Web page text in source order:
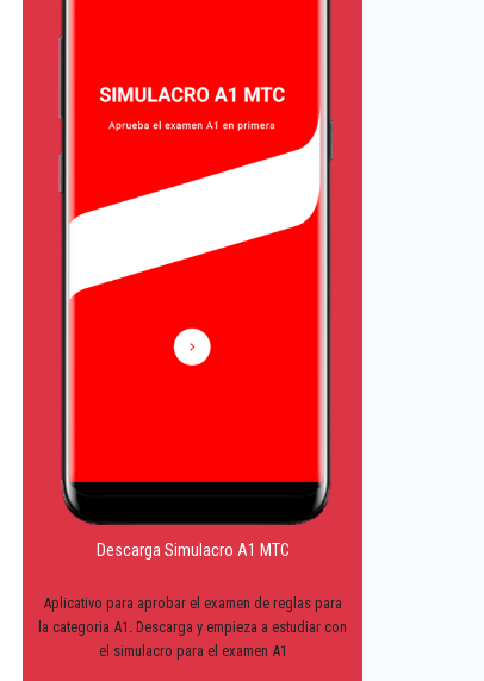
Descarga Simulacro A1 MTC
Aplicativo para aprobar el examen de reglas para
la categoria A1. Descarga y empieza a estudiar con
el simulacro para el examen A1